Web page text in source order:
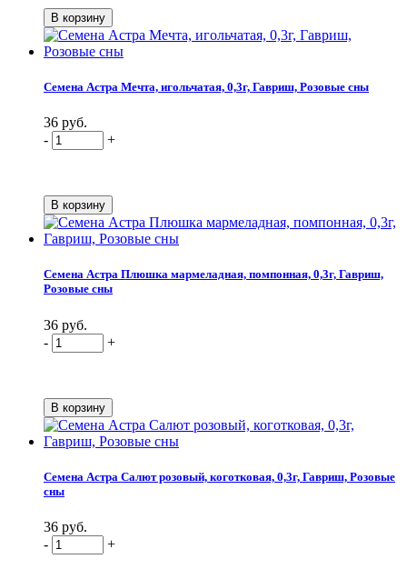
Семена Астра Мечта, игольчатая, 0,3г, Гавриш, Розовые сны
36 руб.
-
+
Семена Астра Плюшка мармеладная, помпонная, 0,3г, Гавриш,
Розовые сны
36 руб.
-
+
Семена Астра Салют розовый, коготковая, 0,3г, Гавриш, Розовые
сны
36 руб.
-
+